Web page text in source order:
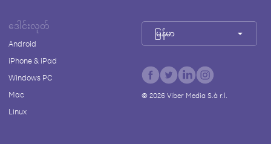
ဒေါင်းလုတ်
Android
iPhone & iPad
Windows PC
Mac
Linux
မြန်မာ
© 2026Viber Media S.à r.l.